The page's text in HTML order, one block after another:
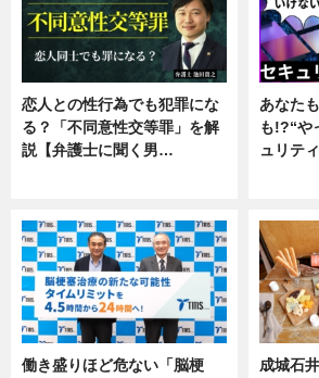
恋人との性行為でも犯罪にな
る？「不同意性交等罪」を解
説【弁護士に聞く男…
あなた
も!?“や
ュリテ
働き盛りほど危ない「脳梗
成城石